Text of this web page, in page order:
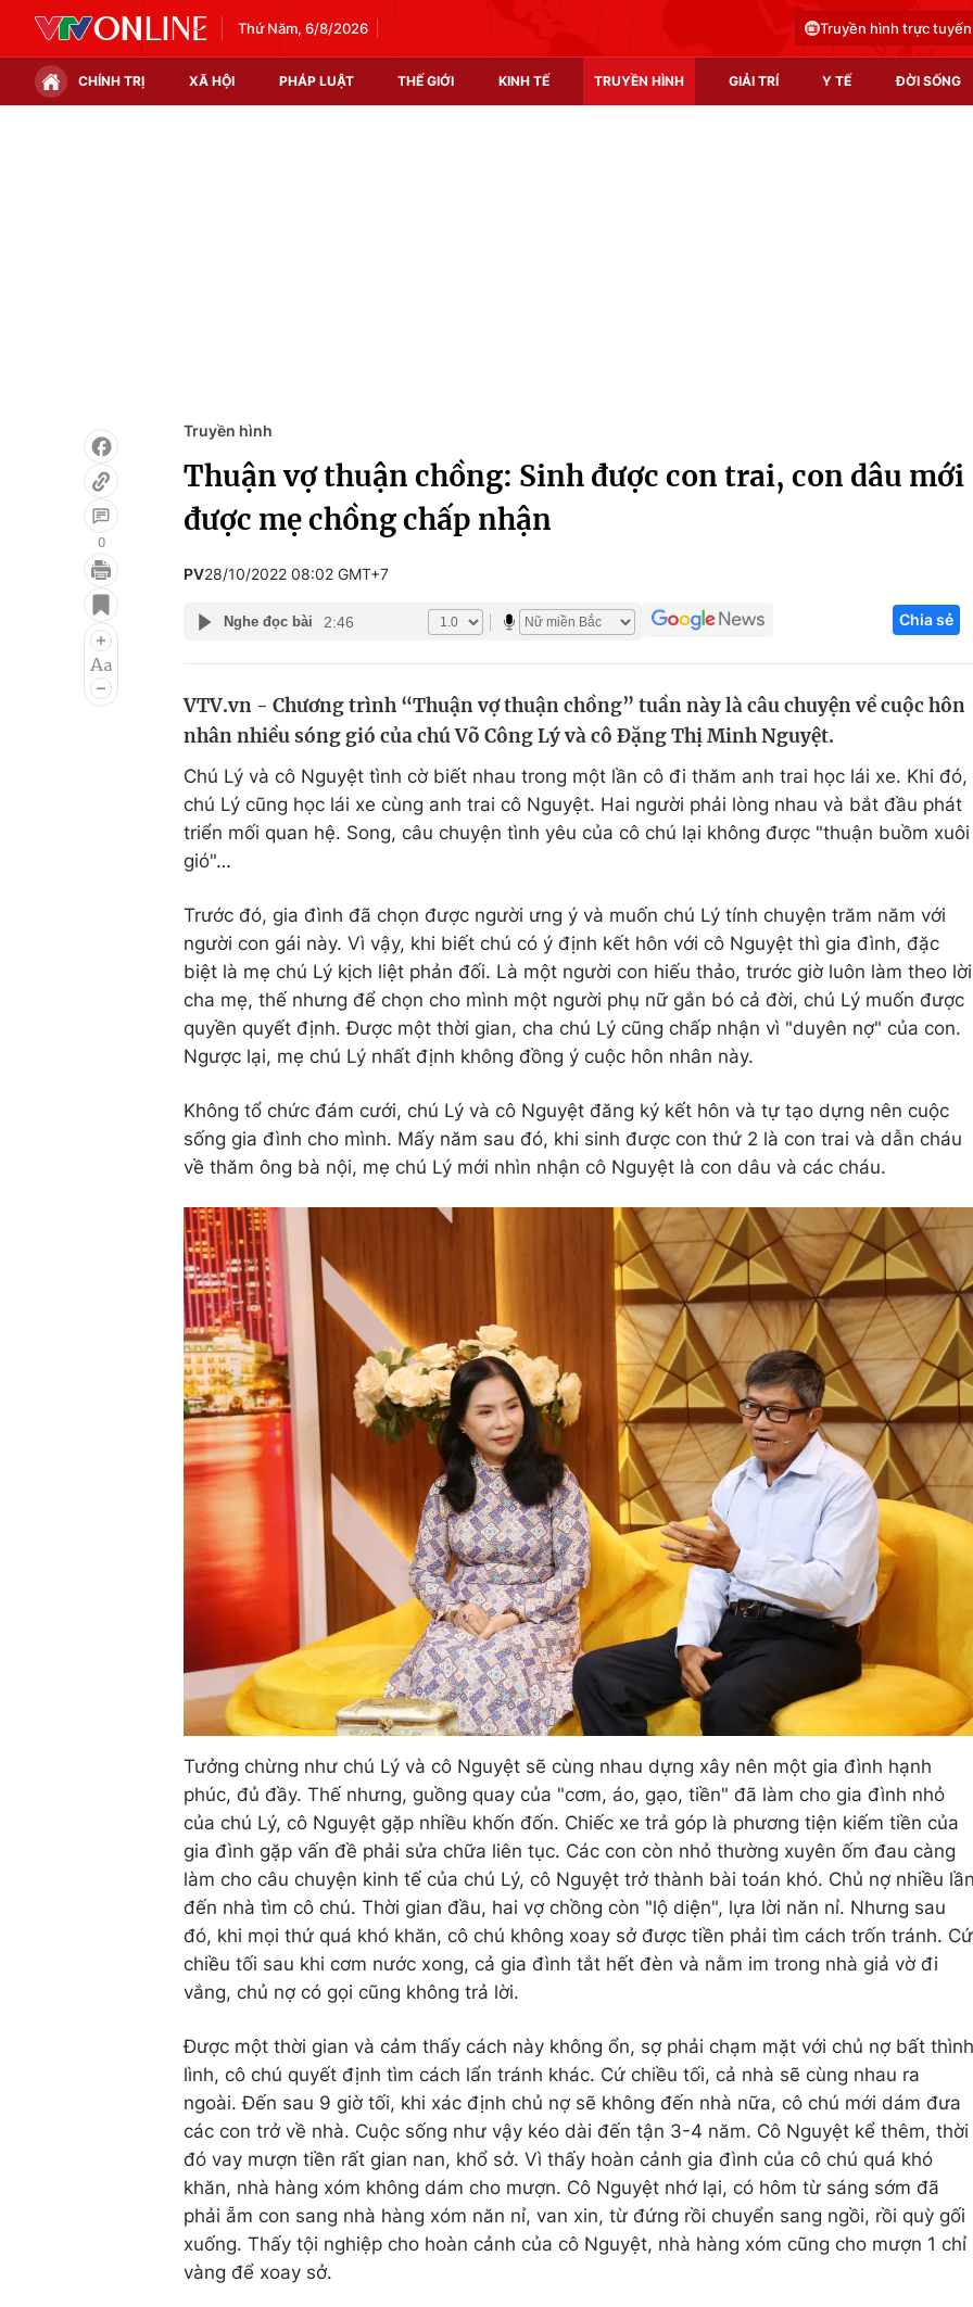
Thứ Năm, 6/8/2026 Truyền hình trực tuyến
CHÍNH TRỊ XÃ HỘI PHÁP LUẬT THẾ GIỚI KINH TẾ TRUYỀN HÌNH GIẢI TRÍ Y TẾ ĐỜI SỐNG
Infographic
Điện ảnh
Âm nhạc
Du lịch
Chất lượng cuộc sống
Tuyển sinh
Hitech Công
Thị trường
0
Truyền hình
Thuận vợ thuận chồng: Sinh được con trai, con dâu mới
được mẹ chồng chấp nhận
PV28/10/2022 08:02 GMT+7
Nghe đọc bài 2:46 Chia sẻ
VTV.vn - Chương trình “Thuận vợ thuận chồng” tuần này là câu chuyện về cuộc hôn
nhân nhiều sóng gió của chú Võ Công Lý và cô Đặng Thị Minh Nguyệt.
Chú Lý và cô Nguyệt tình cờ biết nhau trong một lần cô đi thăm anh trai học lái xe. Khi đó,
chú Lý cũng học lái xe cùng anh trai cô Nguyệt. Hai người phải lòng nhau và bắt đầu phát
triển mối quan hệ. Song, câu chuyện tình yêu của cô chú lại không được "thuận buồm xuôi
gió"…
Trước đó, gia đình đã chọn được người ưng ý và muốn chú Lý tính chuyện trăm năm với
người con gái này. Vì vậy, khi biết chú có ý định kết hôn với cô Nguyệt thì gia đình, đặc
biệt là mẹ chú Lý kịch liệt phản đối. Là một người con hiếu thảo, trước giờ luôn làm theo lời
cha mẹ, thế nhưng để chọn cho mình một người phụ nữ gắn bó cả đời, chú Lý muốn được
quyền quyết định. Được một thời gian, cha chú Lý cũng chấp nhận vì "duyên nợ" của con.
Ngược lại, mẹ chú Lý nhất định không đồng ý cuộc hôn nhân này.
Không tổ chức đám cưới, chú Lý và cô Nguyệt đăng ký kết hôn và tự tạo dựng nên cuộc
sống gia đình cho mình. Mấy năm sau đó, khi sinh được con thứ 2 là con trai và dẫn cháu
về thăm ông bà nội, mẹ chú Lý mới nhìn nhận cô Nguyệt là con dâu và các cháu.
Tưởng chừng như chú Lý và cô Nguyệt sẽ cùng nhau dựng xây nên một gia đình hạnh
phúc, đủ đầy. Thế nhưng, guồng quay của "cơm, áo, gạo, tiền" đã làm cho gia đình nhỏ
của chú Lý, cô Nguyệt gặp nhiều khốn đốn. Chiếc xe trả góp là phương tiện kiếm tiền của
gia đình gặp vấn đề phải sửa chữa liên tục. Các con còn nhỏ thường xuyên ốm đau càng
làm cho câu chuyện kinh tế của chú Lý, cô Nguyệt trở thành bài toán khó. Chủ nợ nhiều
đến nhà tìm cô chú. Thời gian đầu, hai vợ chồng còn "lộ diện", lựa lời năn nỉ. Nhưng sau
đó, khi mọi thứ quá khó khăn, cô chú không xoay sở được tiền phải tìm cách trốn tránh. Cứ
chiều tối sau khi cơm nước xong, cả gia đình tắt hết đèn và nằm im trong nhà giả vờ đi
vắng, chủ nợ có gọi cũng không trả lời.
Được một thời gian và cảm thấy cách này không ổn, sợ phải chạm mặt với chủ nợ bất thình
lình, cô chú quyết định tìm cách lẩn tránh khác. Cứ chiều tối, cả nhà sẽ cùng nhau ra
ngoài. Đến sau 9 giờ tối, khi xác định chủ nợ sẽ không đến nhà nữa, cô chú mới dám đưa
các con trở về nhà. Cuộc sống như vậy kéo dài đến tận 3-4 năm. Cô Nguyệt kể thêm, thời
đó vay mượn tiền rất gian nan, khổ sở. Vì thấy hoàn cảnh gia đình của cô chú quá khó
khăn, nhà hàng xóm không dám cho mượn. Cô Nguyệt nhớ lại, có hôm từ sáng sớm đã
phải ẵm con sang nhà hàng xóm năn nỉ, van xin, từ đứng rồi chuyển sang ngồi, rồi quỳ gối
xuống. Thấy tội nghiệp cho hoàn cảnh của cô Nguyệt, nhà hàng xóm cũng cho mượn 1 chỉ
vàng để xoay sở.